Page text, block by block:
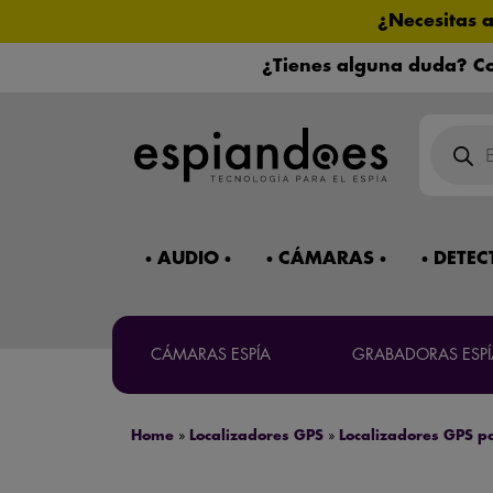
¿Tienes alguna duda?
AUDIO CÁMARAS
CÁMARAS ESPÍA GRABADORAS
Home » Localizadores GPS » Localizadores GPS
¿Necesitas